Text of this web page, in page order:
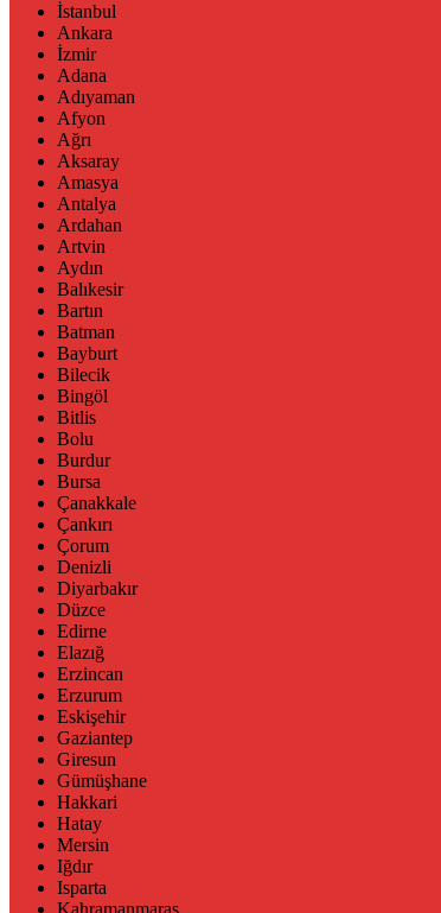
İstanbul
Ankara
İzmir
Adana
Adıyaman
Afyon
Ağrı
Aksaray
Amasya
Antalya
Ardahan
Artvin
Aydın
Balıkesir
Bartın
Batman
Bayburt
Bilecik
Bingöl
Bitlis
Bolu
Burdur
Bursa
Çanakkale
Çankırı
Çorum
Denizli
Diyarbakır
Düzce
Edirne
Elazığ
Erzincan
Erzurum
Eskişehir
Gaziantep
Giresun
Gümüşhane
Hakkari
Hatay
Mersin
Iğdır
Isparta
Kahramanmaraş